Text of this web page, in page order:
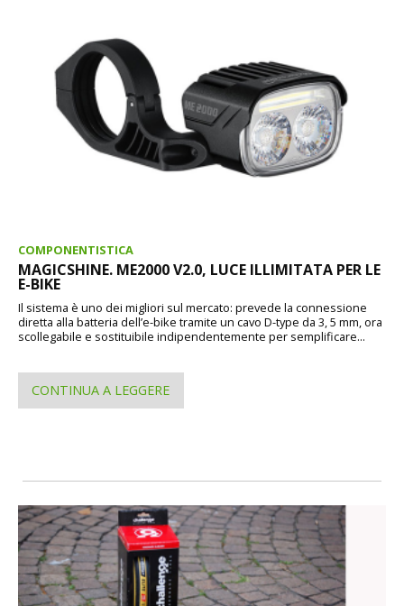
COMPONENTISTICA
MAGICSHINE. ME2000 V2.0, LUCE ILLIMITATA PER LE
E-BIKE
Il sistema è uno dei migliori sul mercato: prevede la connessione
diretta alla batteria dell’e-bike tramite un cavo D-type da 3, 5 mm, ora
scollegabile e sostituibile indipendentemente per semplificare...
CONTINUA A LEGGERE